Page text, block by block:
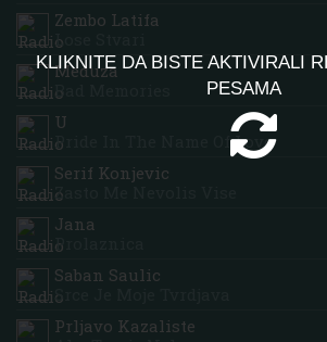
KLIKNITE DA BISTE AKTIVIRALI
PESAMA
Zembo Latifa
Lose Stvari
Meduza
Bad Memories
U
Pride In The Name Of Love
Serif Konjevic
Zasto Me Nevolis Vise
Jana
Prolaznica
Saban Saulic
Srce Je Moje Tvrdjava
Prljavo Kazaliste